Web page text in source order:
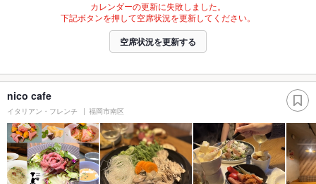
カレンダーの更新に失敗しました。
下記ボタンを押して空席状況を更新してください。
空席状況を更新する
nico cafe
イタリアン・フレンチ 福岡市南区